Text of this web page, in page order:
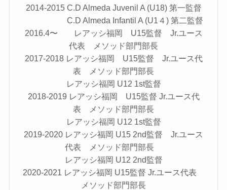
2014-2015 C.D Almeda Juvenil A (U18) 第一監督
C.D Almeda Infantil A (U1４) 第二監督
2016.4〜 レアッシ福岡 U15監督 Jr.ユース
代表 メソッド部門部長
2017-2018 レアッシ福岡 U15監督 Jr.ユース代
表 メソッド部門部長
レアッシ福岡 U12 1st監督
2018-2019 レアッシ福岡 U15監督 Jr.ユース代
表 メソッド部門部長
レアッシ福岡 U12 1st監督
2019-2020 レアッシ福岡 U15 2nd監督 Jr.ユース
代表 メソッド部門部長
レアッシ福岡 U12 2nd監督
2020-2021 レアッシ福岡 U15監督 Jr.ユース代表
メソッド部門部長